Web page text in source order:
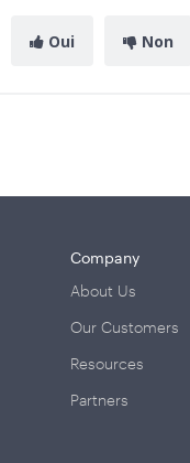
Oui Non
Company
About Us
Our Customers
Resources
Partners